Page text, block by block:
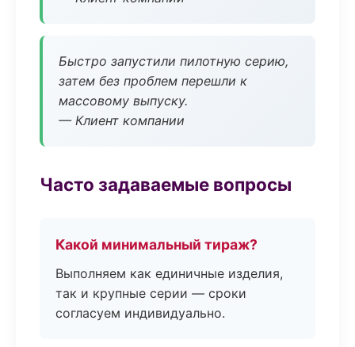
Быстро запустили пилотную серию,
затем без проблем перешли к
массовому выпуску.
— Клиент компании
Часто задаваемые вопросы
Какой минимальный тираж?
Выполняем как единичные изделия,
так и крупные серии — сроки
согласуем индивидуально.